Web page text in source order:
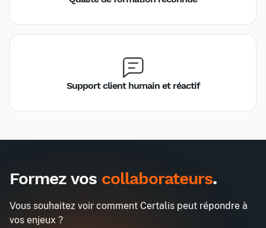
Support client humain et réactif
RH : développer votre posture de
managers
Formez vos collaborateurs.
Vous souhaitez voir comment Certalis peut répondre à
vos enjeux ?